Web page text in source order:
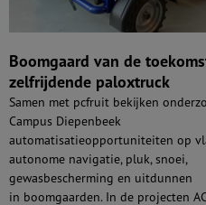
Boomgaard van de
zelfrijdende paloxtruck
Samen met pcfruit bekijken
Campus Diepenbeek
automatisatieopportuniteiten op
autonome navigatie, pluk, snoei,
gewasbescherming en uitdunnen
in boomgaarden. In de projecten